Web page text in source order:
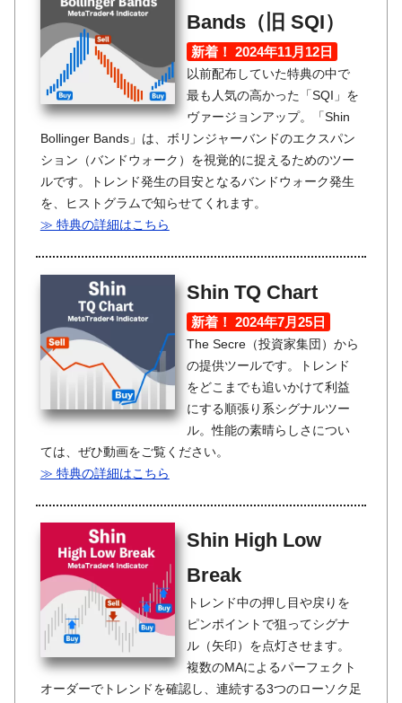
Bands（旧 SQI）
新着！ 2024年11月12日
以前配布していた特典の中で
最も人気の高かった「SQI」を
ヴァージョンアップ。「Shin
Bollinger Bands」は、ボリンジャーバンドのエクスパン
ション（バンドウォーク）を視覚的に捉えるためのツー
ルです。トレンド発生の目安となるバンドウォーク発生
を、ヒストグラムで知らせてくれます。
≫ 特典の詳細はこちら
Shin TQ Chart
新着！ 2024年7月25日
The Secre（投資家集団）から
の提供ツールです。トレンド
をどこまでも追いかけて利益
にする順張り系シグナルツー
ル。性能の素晴らしさについ
ては、ぜひ動画をご覧ください。
≫ 特典の詳細はこちら
Shin High Low
Break
トレンド中の押し目や戻りを
ピンポイントで狙ってシグナ
ル（矢印）を点灯させます。
複数のMAによるパーフェクト
オーダーでトレンドを確認し、連続する3つのローソク足